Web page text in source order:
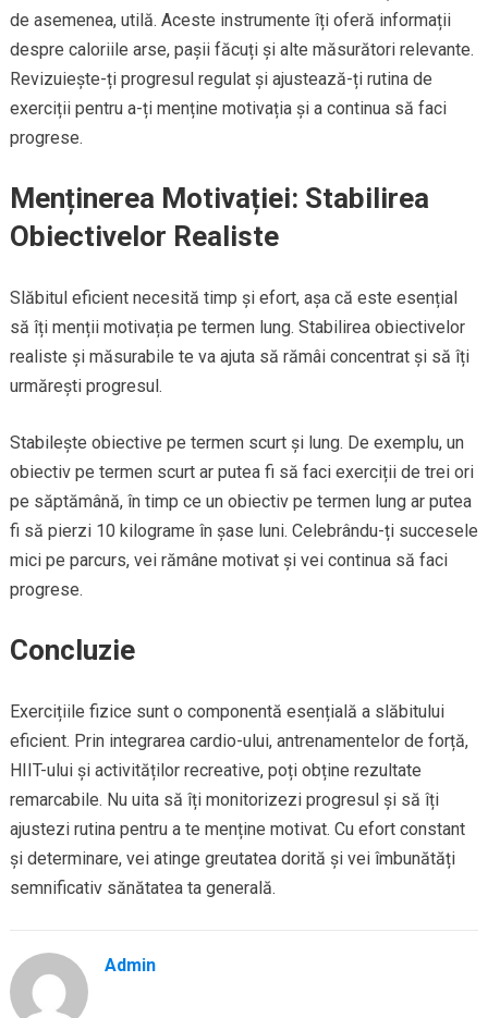
de asemenea, utilă. Aceste instrumente îți oferă informații
despre caloriile arse, pașii făcuți și alte măsurători relevante.
Revizuiește-ți progresul regulat și ajustează-ți rutina de
exerciții pentru a-ți menține motivația și a continua să faci
progrese.
Menținerea Motivației: Stabilirea
Obiectivelor Realiste
Slăbitul eficient necesită timp și efort, așa că este esențial
să îți menții motivația pe termen lung. Stabilirea obiectivelor
realiste și măsurabile te va ajuta să rămâi concentrat și să îți
urmărești progresul.
Stabilește obiective pe termen scurt și lung. De exemplu, un
obiectiv pe termen scurt ar putea fi să faci exerciții de trei ori
pe săptămână, în timp ce un obiectiv pe termen lung ar putea
fi să pierzi 10 kilograme în șase luni. Celebrându-ți succesele
mici pe parcurs, vei rămâne motivat și vei continua să faci
progrese.
Concluzie
Exercițiile fizice sunt o componentă esențială a slăbitului
eficient. Prin integrarea cardio-ului, antrenamentelor de forță,
HIIT-ului și activităților recreative, poți obține rezultate
remarcabile. Nu uita să îți monitorizezi progresul și să îți
ajustezi rutina pentru a te menține motivat. Cu efort constant
și determinare, vei atinge greutatea dorită și vei îmbunătăți
semnificativ sănătatea ta generală.
Admin